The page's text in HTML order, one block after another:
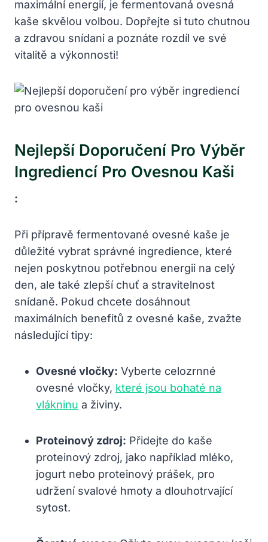
maximální energií, je fermentovaná ovesná
kaše skvělou volbou. Dopřejte si tuto chutnou
a zdravou snídani a poznáte rozdíl ve své
vitalitě a výkonnosti!
Nejlepší Doporučení Pro Výběr
Ingrediencí Pro Ovesnou Kaši
:
Při přípravě fermentované ovesné kaše je
důležité vybrat správné ingredience, které
nejen poskytnou potřebnou energii na celý
den, ale také zlepší chuť a stravitelnost
snídaně. Pokud chcete dosáhnout
maximálních benefitů z ovesné kaše, zvažte
následující tipy:
Ovesné vločky: Vyberte celozrnné
ovesné vločky, které jsou bohaté na
vlákninu a živiny.
Proteinový zdroj: Přidejte do kaše
proteinový zdroj, jako například mléko,
jogurt nebo proteinový prášek, pro
udržení svalové hmoty a dlouhotrvající
sytost.